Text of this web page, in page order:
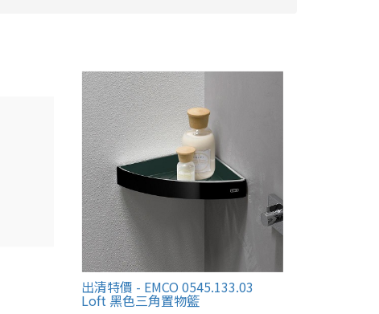
出清特價 - EMCO 0545.133.03
Loft 黑色三角置物籃